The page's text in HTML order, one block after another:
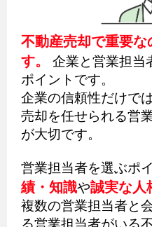
不動産売却で重要
す。
企業と営業担当
ポイントです。
企業の信頼性だけで
売却を任せられる営
が大切です。
営業担当者を選ぶポ
績・知識や誠実な人
複数の営業担当者と
る営業担当者がいる